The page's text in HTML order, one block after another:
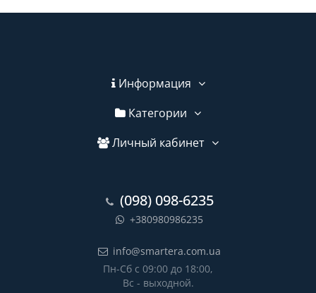
Информация
Категории
Личный кабинет
(098) 098-6235
+380980986235
info@smartera.com.ua
Пн-Сб с 09:00 до 18:00,
Вс - выходной.